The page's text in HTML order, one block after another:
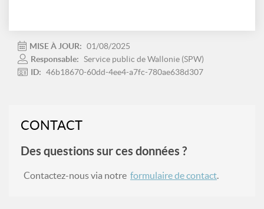
MISE À JOUR: 01/08/2025
Responsable: Service public de Wallonie (SPW)
ID: 46b18670-60dd-4ee4-a7fc-780ae638d307
CONTACT
Des questions sur ces données ?
Contactez-nous via notre formulaire de contact.